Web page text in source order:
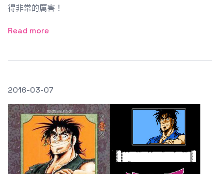
得非常的厲害！
Read more
發文於
2016-03-07